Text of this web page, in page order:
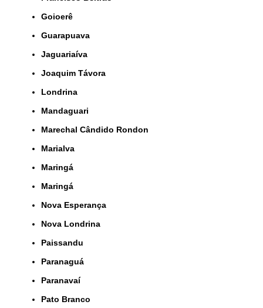
Goioerê
Guarapuava
Jaguariaíva
Joaquim Távora
Londrina
Mandaguari
Marechal Cândido Rondon
Marialva
Maringá
Maringá
Nova Esperança
Nova Londrina
Paissandu
Paranaguá
Paranavaí
Pato Branco